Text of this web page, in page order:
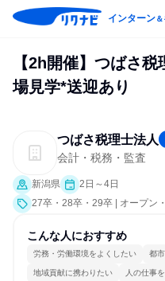
インターン＆
【2h開催】つばさ
場見学*送迎あり
つばさ税理士法人
会計・税務・監査
新潟県
2日～4日
27卒・28卒・29卒 | オープン
こんな人におすすめ
労務・労働環境をよくしたい 都
地域貢献に携わりたい 人の仕事